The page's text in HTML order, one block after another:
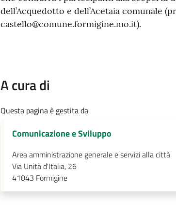
dell’Acquedotto e dell’Acetaia comunale
castello@comune.formigine.mo.it).
A cura di
Questa pagina è gestita da
Comunicazione e Sviluppo
Area amministrazione generale e servizi alla città
Via Unità d'Italia, 26
41043 Formigine